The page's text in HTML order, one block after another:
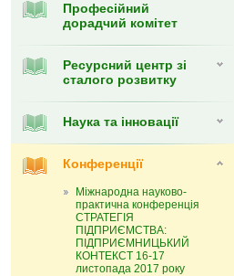
Професійний
дорадчий комітет
Ресурсний центр зі
сталого розвитку
Наука та інновації
Конференції
Міжнародна науково-
практична конференція
СТРАТЕГІЯ
ПІДПРИЄМСТВА:
ПІДПРИЄМНИЦЬКИЙ
КОНТЕКСТ 16-17
листопада 2017 року